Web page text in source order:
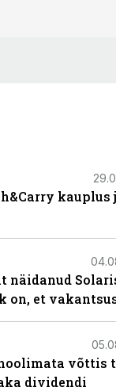
kauplus
on, et
võttis
dividendi